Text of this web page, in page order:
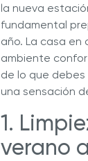
la nueva
fundamental
año. La casa
ambiente
de lo que
una sensación
1.
verano